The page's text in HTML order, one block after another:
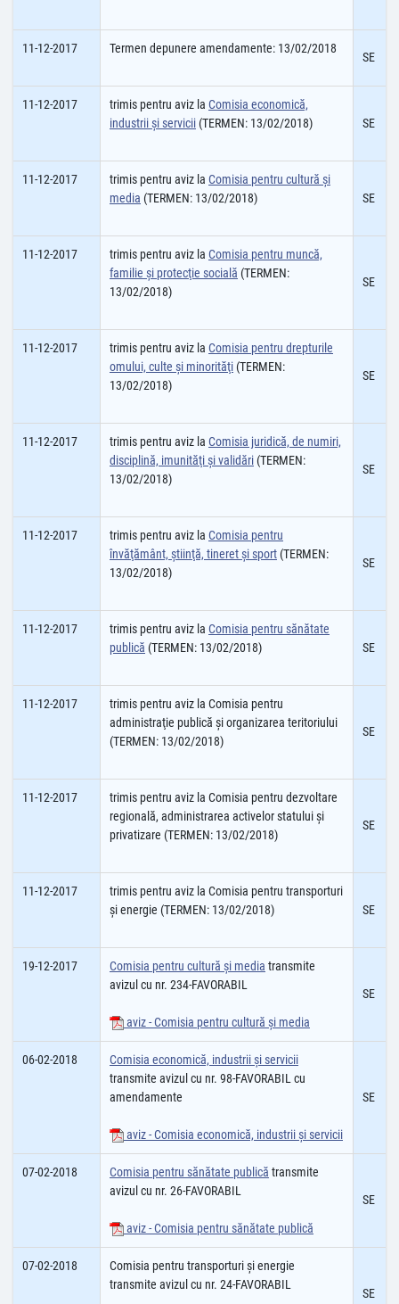
11-12-2017 Termen depunere amendamente: 13/02/2018
SE
11-12-2017 trimis pentru aviz la Comisia economică,
industrii şi servicii (TERMEN: 13/02/2018) SE
11-12-2017 trimis pentru aviz la Comisia pentru cultură şi
media (TERMEN: 13/02/2018) SE
11-12-2017 trimis pentru aviz la Comisia pentru muncă,
familie şi protecţie socială (TERMEN:
13/02/2018)
SE
11-12-2017 trimis pentru aviz la Comisia pentru drepturile
omului, culte şi minorităţi (TERMEN:
13/02/2018)
SE
11-12-2017 trimis pentru aviz la Comisia juridică, de numiri,
disciplină, imunităţi şi validări (TERMEN:
13/02/2018)
SE
11-12-2017 trimis pentru aviz la Comisia pentru
învăţământ, ştiinţă, tineret şi sport (TERMEN:
13/02/2018)
SE
11-12-2017 trimis pentru aviz la Comisia pentru sănătate
publică (TERMEN: 13/02/2018) SE
11-12-2017
trimis pentru aviz la Comisia pentru
administraţie publică şi organizarea teritoriului
(TERMEN: 13/02/2018)
SE
11-12-2017
trimis pentru aviz la Comisia pentru dezvoltare
regională, administrarea activelor statului şi
privatizare (TERMEN: 13/02/2018)
SE
11-12-2017
trimis pentru aviz la Comisia pentru transporturi
şi energie (TERMEN: 13/02/2018)
SE
19-12-2017 Comisia pentru cultură şi media transmite
avizul cu nr. 234-FAVORABIL
aviz - Comisia pentru cultură și media
SE
06-02-2018
Comisia economică, industrii şi servicii
transmite avizul cu nr. 98-FAVORABIL cu
amendamente
aviz - Comisia economică, industrii şi servicii
SE
07-02-2018 Comisia pentru sănătate publică transmite
avizul cu nr. 26-FAVORABIL
aviz - Comisia pentru sănătate publică
SE
07-02-2018
Comisia pentru transporturi şi energie
transmite avizul cu nr. 24-FAVORABIL
SE